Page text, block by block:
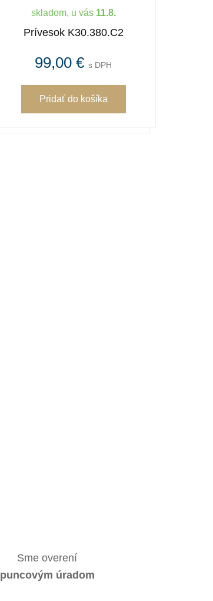
skladom, u vás 11.8.
Prívesok K30.380.C2
99,00 €s DPH
Pridaťdo košíka
Sme overení
puncovým úradom